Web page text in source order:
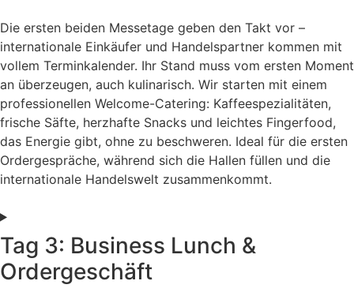
Die ersten beiden Messetage geben den Takt vor –
internationale Einkäufer und Handelspartner kommen mit
vollem Terminkalender. Ihr Stand muss vom ersten Moment
an überzeugen, auch kulinarisch. Wir starten mit einem
professionellen Welcome-Catering: Kaffeespezialitäten,
frische Säfte, herzhafte Snacks und leichtes Fingerfood,
das Energie gibt, ohne zu beschweren. Ideal für die ersten
Ordergespräche, während sich die Hallen füllen und die
internationale Handelswelt zusammenkommt.
Tag 3: Business Lunch &
Ordergeschäft